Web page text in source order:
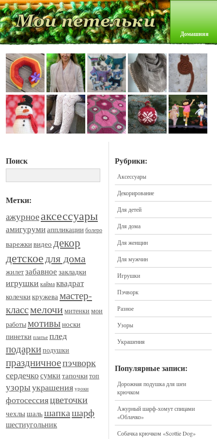
Домашняя
Поиск
Метки:
ажурноеаксессуары
амигурумиаппликацииболеро
варежкивидео декор
детскоедля дома
жилетзабавное закладки
игрушки каймаквадрат
колечкикружевамастер-
классмелочи митенки мои
работымотивыноски
пинетки платье плед
подаркиподушки
праздничноепэчворк
сердечкосумки тапочкитоп
узорыукрашения уроки
фотосессияцветочки
чехлышальшапкашарф
шестиугольник
Рубрики:
Аксессуары
Декорирование
Для детей
Для дома
Для женщин
Для мужчин
Игрушки
Пэчворк
Разное
Узоры
Украшения
Популярные записи:
Дорожная подушка для шеи
крючком
Ажурный шарф-хомут спицами
«Облачко»
Собачка крючком «Scottie Dog»